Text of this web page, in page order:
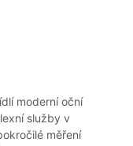
moderní oční
služby v
měření